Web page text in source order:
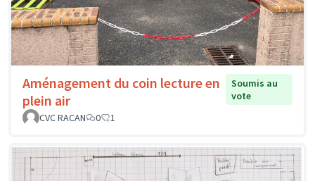
Aménagement du coin lecture en
plein air
Soumis au
vote
CVC RACAN
0 1